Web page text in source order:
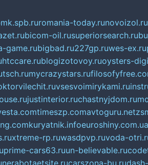
romania-today.runovoizol.ru
bicom-oil.rusuperiorsearch.ru
game.rubigbad.ru227gp.ruwes-ex.ru
htccare.rublogizotovoy.ruoysters-
mycrazystars.ru
vsesvoimirykami.ru
justinterior.ruchastnyjdom.ru
timeszp.comavtoguru.net
kuryatnik.infoeuroshiny.com.ua
xtreme-rp.ruwasdpvp.ruvoda-
prime-cars63.ruun-believable.ru
nerabotaetsite.rucarszona-bu.ru